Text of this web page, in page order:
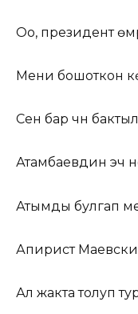
Оо, президент
Мени бошоткон
Сен бар үчүн
Атамбаевдин эч
Атымды булгап
Апирист
Ал жакта толуп